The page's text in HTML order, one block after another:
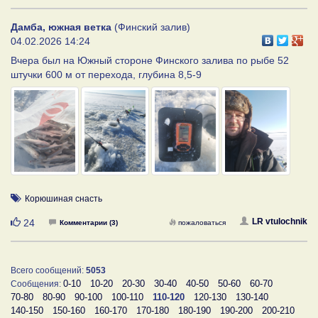
Дамба, южная ветка (Финский залив)
04.02.2026 14:24
Вчера был на Южный стороне Финского залива по рыбе 52
штучки 600 м от перехода, глубина 8,5-9
Корюшиная снасть
Нравится
24 Комментарии (3) LR vtulochnik
пожаловаться
Всего сообщений: 5053
Сообщения: 0-10 10-20 20-30 30-40 40-50 50-60
60-70
70-80
80-90 90-100 100-110 110-120 120-130
130-140
140-150
150-160 160-170 170-180 180-190 190-200 200-210